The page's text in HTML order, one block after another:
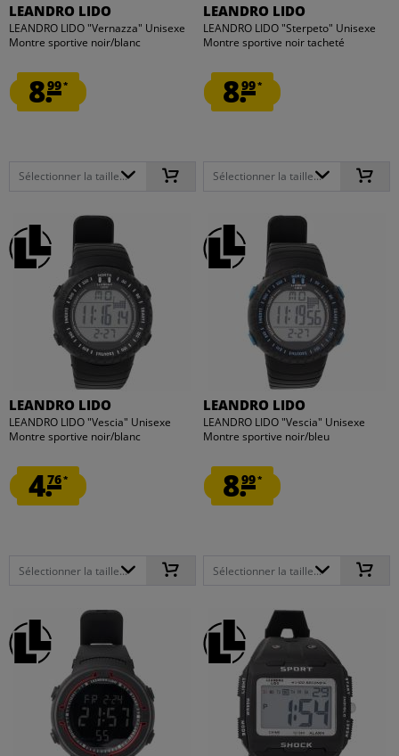
LEANDRO LIDO
LEANDRO LIDO "Vernazza" Unisexe
Montre sportive noir/blanc
8.99*
Sélectionner la taille...
LEANDRO LIDO
LEANDRO LIDO "Sterpeto" Unisexe
Montre sportive noir tacheté
8.99*
Sélectionner la taille...
LEANDRO LIDO
LEANDRO LIDO "Vescia" Unisexe
Montre sportive noir/blanc
4.76*
Sélectionner la taille...
LEANDRO LIDO
LEANDRO LIDO "Vescia" Unisexe
Montre sportive noir/bleu
8.99*
Sélectionner la taille...